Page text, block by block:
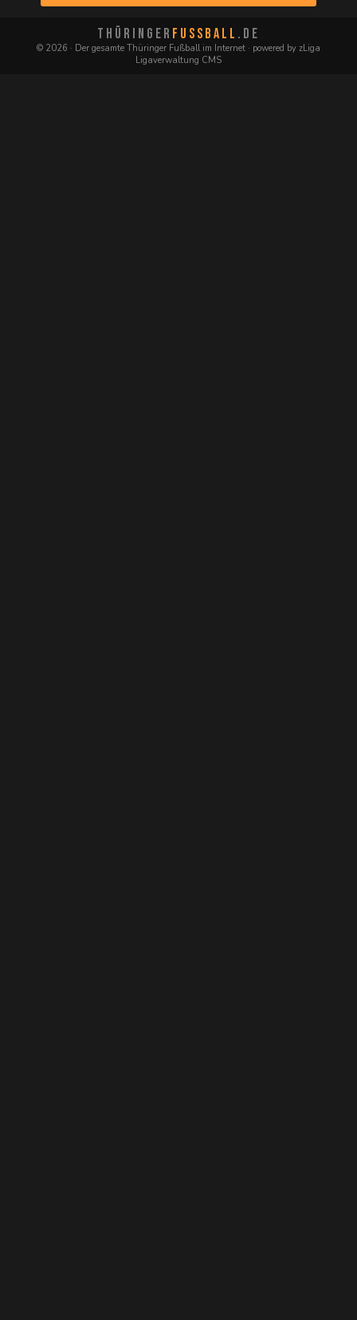
THÜRINGER FUSSBALL .DE
© 2026 · Der gesamte Thüringer Fußball im Internet · powered by zLiga
Ligaverwaltung CMS